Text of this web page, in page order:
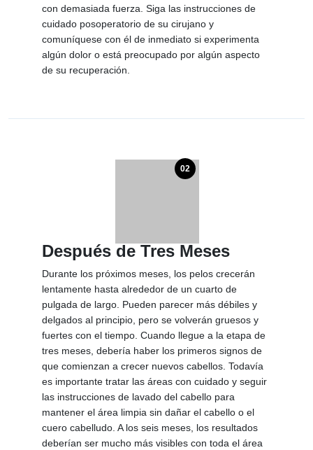
con demasiada fuerza. Siga las instrucciones de
cuidado posoperatorio de su cirujano y
comuníquese con él de inmediato si experimenta
algún dolor o está preocupado por algún aspecto
de su recuperación.
02
Después de Tres Meses
Durante los próximos meses, los pelos crecerán
lentamente hasta alrededor de un cuarto de
pulgada de largo. Pueden parecer más débiles y
delgados al principio, pero se volverán gruesos y
fuertes con el tiempo. Cuando llegue a la etapa de
tres meses, debería haber los primeros signos de
que comienzan a crecer nuevos cabellos. Todavía
es importante tratar las áreas con cuidado y seguir
las instrucciones de lavado del cabello para
mantener el área limpia sin dañar el cabello o el
cuero cabelludo. A los seis meses, los resultados
deberían ser mucho más visibles con toda el área